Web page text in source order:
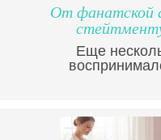
От фанатской
Еще